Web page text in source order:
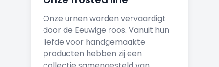
Onze urnen worden vervaardigt
door de Eeuwige roos. Vanuit hun
liefde voor handgemaakte
producten hebben zij een